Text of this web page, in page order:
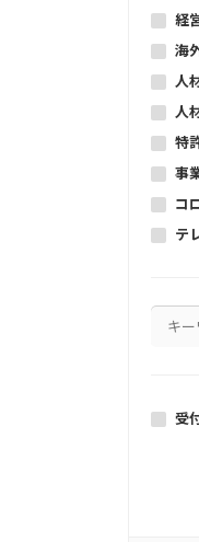
経
海
人
人
特
事
コ
テ
受